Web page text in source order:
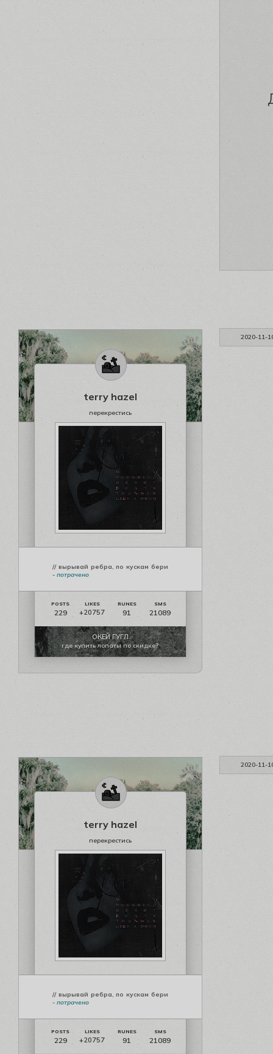
2020-11-
terry hazel
перекрестись
// вырывай ребра, по кускам бери
- потрачено
229 +20757 91 21089
ОКЕЙ ГУГЛ
где купить лопаты по скидке?
2020-11-
terry hazel
перекрестись
// вырывай ребра, по кускам бери
- потрачено
229 +20757 91 21089